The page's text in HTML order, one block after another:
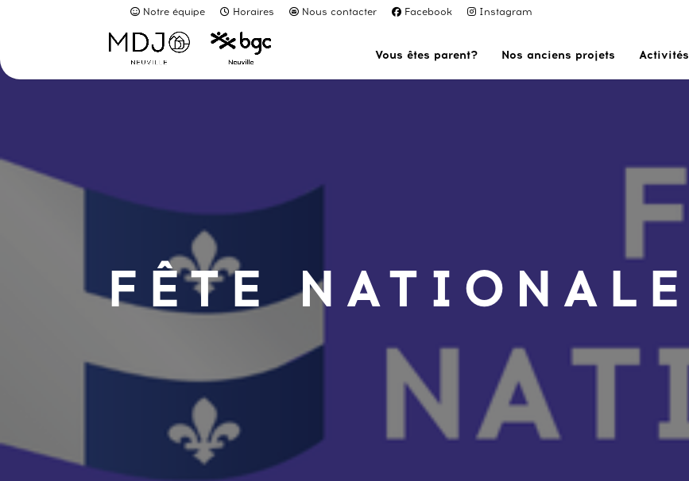
Notre équipe Horaires Nous contacter Facebook Instagram
Vous êtes parent? Nos anciens projets Activités
FÊTE NATIONALE